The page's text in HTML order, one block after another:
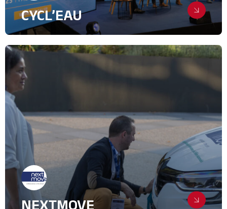
CYCL’EAU
Positionner un salon technique
incontournable de la gestion
durable de l’eau
Relations Presse
Green Tech
B2B